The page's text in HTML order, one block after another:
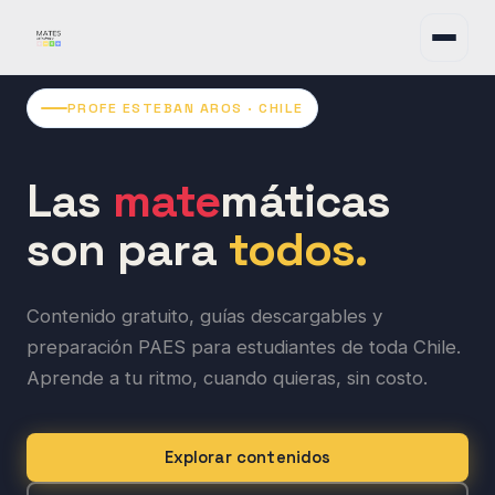
PROFE ESTEBAN AROS · CHILE
Las matemáticas
son para todos.
Contenido gratuito, guías descargables y
preparación PAES para estudiantes de toda Chile.
Aprende a tu ritmo, cuando quieras, sin costo.
Explorar contenidos